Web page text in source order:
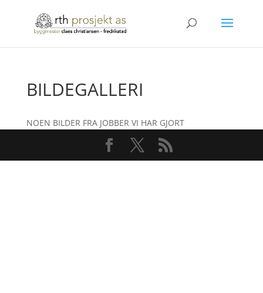
BILDEGALLERI
NOEN BILDER FRA JOBBER VI HAR GJORT